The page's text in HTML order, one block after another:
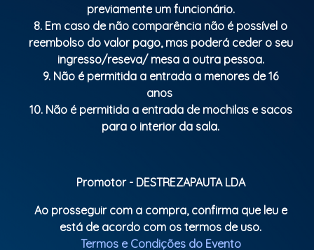
previamente um funcionário.
8. Em caso de não comparência não é possível o
reembolso do valor pago, mas poderá ceder o seu
ingresso/reseva/ mesa a outra pessoa.
9. Não é permitida a entrada a menores de 16
anos
10. Não é permitida a entrada de mochilas e sacos
para o interior da sala.
Promotor - DESTREZAPAUTA LDA
Ao prosseguir com a compra, confirma que leu e
está de acordo com os termos de uso.
Termos e Condições do Evento